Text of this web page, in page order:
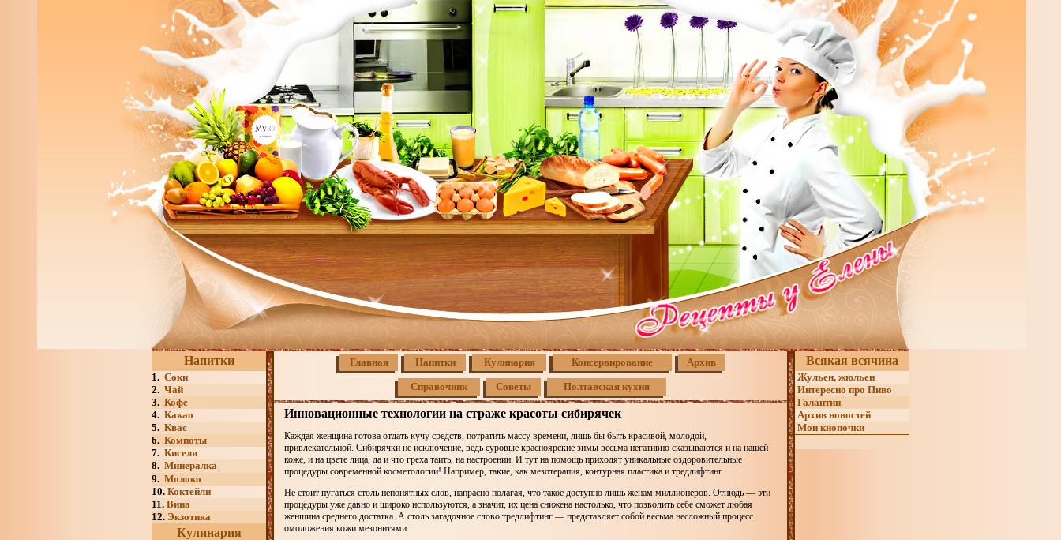
Напитки
1. Соки
2. Чай
3. Кофе
4. Какао
5. Квас
6. Компоты
7. Кисели
8. Минералка
9. Молоко
10. Коктейли
11. Вина
12. Экзотика
Кулинария
Главная Напитки Кулинария Консервирование Архив
Справочник Советы Полтавская кухня
Инновационные технологии на страже красоты сибирячек
Каждая женщина готова отдать кучу средств, потратить массу времени, лишь бы быть красивой, молодой,
привлекательной. Сибирячки не исключение, ведь суровые красноярские зимы весьма негативно сказываются и на нашей
коже, и на цвете лица, да и что греха таить, на настроении. И тут на помощь приходят уникальные оздоровительные
процедуры современной косметологии! Например, такие, как мезотерапия, контурная пластика и тредлифтинг.
Не стоит пугаться столь непонятных слов, напрасно полагая, что такое доступно лишь женам миллионеров. Отнюдь — эти
процедуры уже давно и широко используются, а значит, их цена снижена настолько, что позволить себе сможет любая
женщина среднего достатка. А столь загадочное слово тредлифтинг — представляет собой весьма несложный процесс
омоложения кожи мезонитями.
Всякая всячина
Жульен, жюльен
Интересно про Пиво
Галантин
Архив новостей
Мои кнопочки